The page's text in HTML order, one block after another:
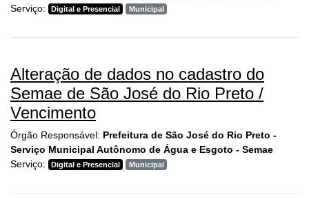
Serviço:
Digital e Presencial Municipal
Alteração de dados no cadastro do
Semae de São José do Rio Preto /
Vencimento
Órgão Responsável: Prefeitura de São José do Rio Preto -
Serviço Municipal Autônomo de Água e Esgoto - Semae
Serviço:
Digital e Presencial Municipal